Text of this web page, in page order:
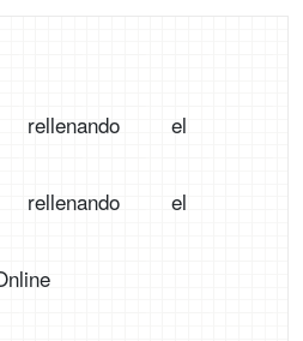
rellenando el
rellenando el